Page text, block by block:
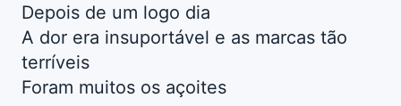
Depois de um logo dia
A dor era insuportável e as marcas tão
terríveis
Foram muitos os açoites